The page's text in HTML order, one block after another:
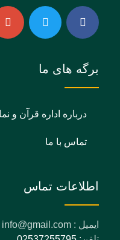
برگه های ما
درباره اداره قرآن و نماز
تماس با ما
اطلاعات تماس
ایمیل : info@gmail.com